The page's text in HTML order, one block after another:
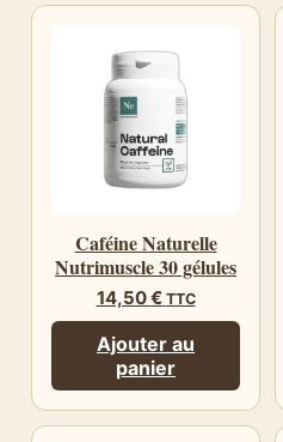
Caféine Naturelle
Nutrimuscle 30 gélules
14,50€ TTC
Ajouter au
panier